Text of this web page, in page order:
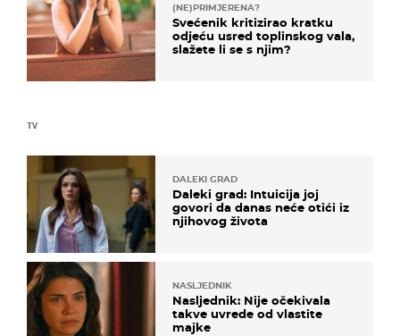
TV
DALEKI GRAD
Daleki grad: Intuicija joj
govori da danas neće otići iz
njihovog života
NASLJEDNIK
Nasljednik: Nije očekivala
takve uvrede od vlastite
majke
(NE)PRIMJERENA?
Svećenik kritizirao kratku
odjeću usred toplinskog vala,
slažete li se s njim?